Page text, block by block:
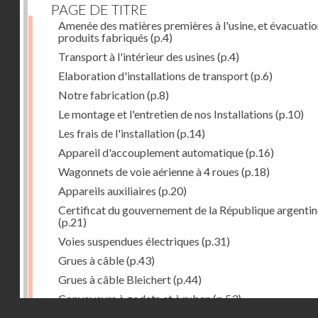
PAGE DE TITRE
Amenée des matières premières à l'usine, et
produits fabriqués (p.4)
Transport à l'intérieur des usines (p.4)
Elaboration d'installations de transport(p.6)
Notre fabrication(p.8)
Le montage et l'entretien de nos Installations (p.10)
Les frais de l'installation(p.14)
Appareil d'accouplement automatique(p.16)
Wagonnets de voie aérienne à 4 roues (p.18)
Appareils auxiliaires (p.20)
Certificat du gouvernement de la République
(p.21)
Voies suspendues électriques (p.31)
Grues à câble(p.43)
Grues à câble Bleichert(p.44)
Convoyeurs à godets et à ruban(p.53)